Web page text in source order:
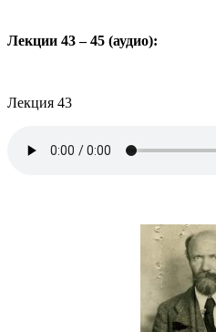
Лекции 43 – 45 (аудио):
Лекция 43